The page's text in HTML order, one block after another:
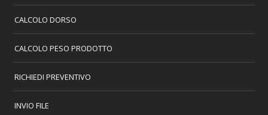
CALCOLO DORSO
CALCOLO PESO PRODOTTO
RICHIEDI PREVENTIVO
INVIO FILE